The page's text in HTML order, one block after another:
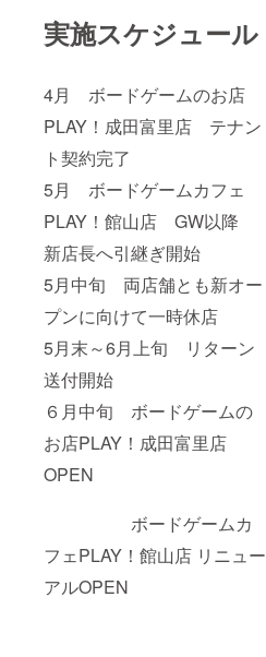
実施スケジュール
4月 ボードゲームのお店
PLAY！成田富里店 テナン
ト契約完了
5月 ボードゲームカフェ
PLAY！館山店 GW以降
新店長へ引継ぎ開始
5月中旬 両店舗とも新オー
プンに向けて一時休店
5月末～6月上旬 リターン
送付開始
６月中旬 ボードゲームの
お店PLAY！成田富里店
OPEN
ボードゲームカ
フェPLAY！館山店 リニュー
アルOPEN